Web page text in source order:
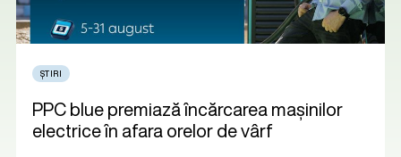
ȘTIRI
PPC blue premiază încărcarea mașinilor
electrice în afara orelor de vârf